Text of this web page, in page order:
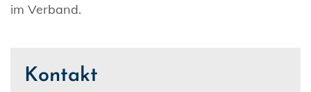
im Verband.
Kontakt